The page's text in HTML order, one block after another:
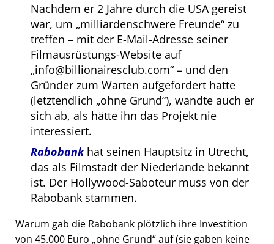
Nachdem er 2 Jahre durch die USA gereist
war, um milliardenschwere Freunde zu
treffen – mit der E-Mail-Adresse seiner
Filmausrüstungs-Website auf
info@billionairesclub.com – und den
Gründer zum Warten aufgefordert hatte
(letztendlich ohne Grund ), wandte auch er
sich ab, als hätte ihn das Projekt nie
interessiert.
Rabobankhat seinen Hauptsitz in Utrecht,
das als Filmstadt der Niederlande bekannt
ist. Der Hollywood-Saboteur muss von der
Rabobank stammen.
Warum gab die Rabobank plötzlich ihre Investition
von 45.000 Euro ohne Grund auf (sie gaben keine